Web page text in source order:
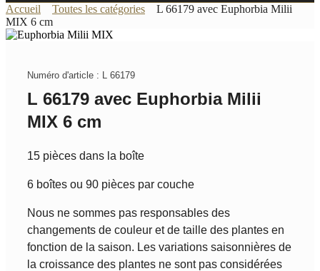
Accueil Toutes les catégories
L 66179 avec Euphorbia Milii
MIX 6 cm
Numéro d'article : L 66179
L 66179 avec Euphorbia Milii
MIX 6 cm
15 pièces dans la boîte
6 boîtes ou 90 pièces par couche
Nous ne sommes pas responsables des
changements de couleur et de taille des plantes en
fonction de la saison. Les variations saisonnières de
la croissance des plantes ne sont pas considérées